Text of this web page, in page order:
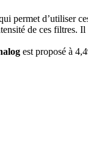
permet d’utiliser
de ces filtres. Il
est proposé à